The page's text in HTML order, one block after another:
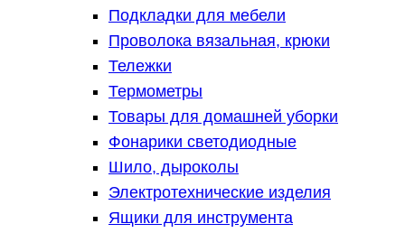
Подкладки для мебели
Проволока вязальная, крюки
Тележки
Термометры
Товары для домашней уборки
Фонарики светодиодные
Шило, дыроколы
Электротехнические изделия
Ящики для инструмента